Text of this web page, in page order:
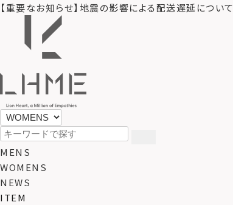
【重要なお知らせ】地震の影響による配送遅延について
MENS
WOMENS
NEWS
ITEM